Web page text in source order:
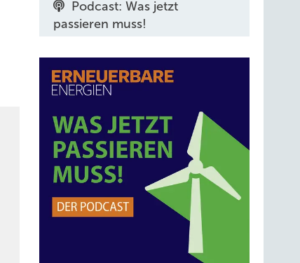
Podcast: Was jetzt
passieren muss!